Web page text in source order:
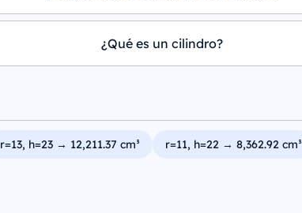
¿Qué es un cilindro?
r=13, h=23 → 12,211.37 cm³ r=11, h=22 → 8,362.92 cm³